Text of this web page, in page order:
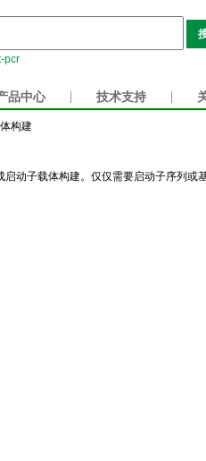
pcr
品中心 技术支持
构建
动子载体构建。仅仅需要启动子序列或